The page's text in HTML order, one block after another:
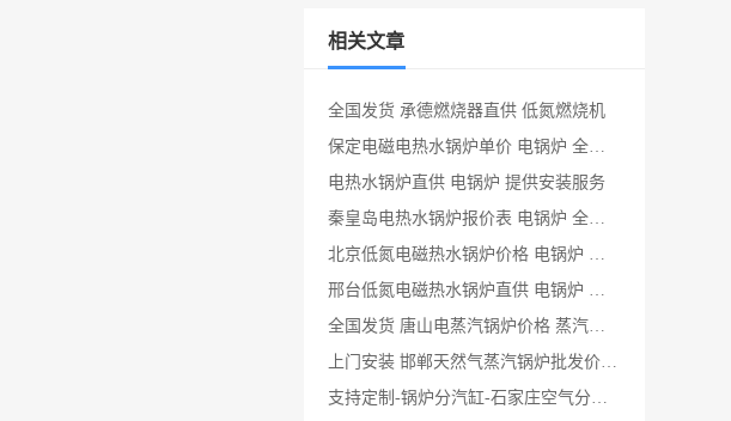
相关文章
全国发货 承德燃烧器直供 低氮燃烧机
保定电磁电热水锅炉单价 电锅炉 全国发货
电热水锅炉直供 电锅炉 提供安装服务
秦皇岛电热水锅炉报价表 电锅炉 全国发货
北京低氮电磁热水锅炉价格 电锅炉 提供技术支持
邢台低氮电磁热水锅炉直供 电锅炉 全国发货
全国发货 唐山电蒸汽锅炉价格 蒸汽锅炉
上门安装 邯郸天然气蒸汽锅炉批发价 蒸汽锅炉
支持定制-锅炉分汽缸-石家庄空气分汽缸单价